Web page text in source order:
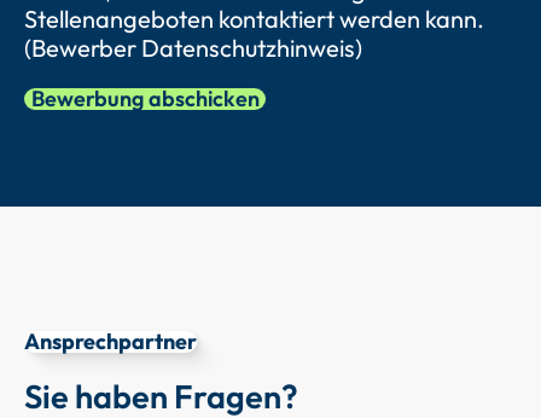
Stellenangeboten kontaktiert werden kann.
(Bewerber Datenschutzhinweis)
Bewerbung abschicken
Ansprechpartner
Sie haben Fragen?